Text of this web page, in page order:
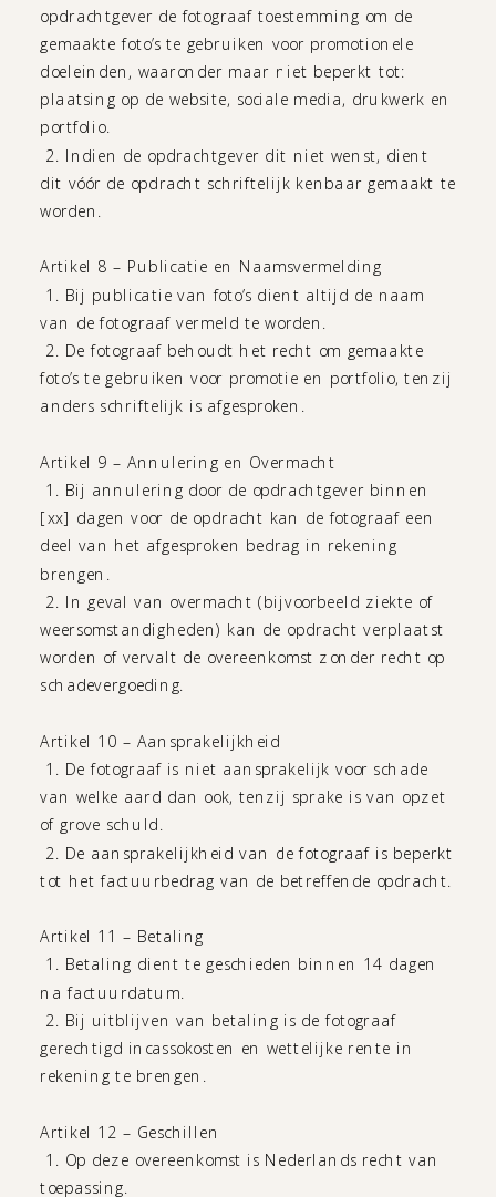
opdrachtgever de fotograaf toestemming om de
gemaakte foto’s te gebruiken voor promotionele
doeleinden, waaronder maar niet beperkt tot:
plaatsing op de website, sociale media, drukwerk en
portfolio.
2. Indien de opdrachtgever dit niet wenst, dient
dit vóór de opdracht schriftelijk kenbaar gemaakt te
worden.
Artikel 8 – Publicatie en Naamsvermelding
1. Bij publicatie van foto’s dient altijd de naam
van de fotograaf vermeld te worden.
2. De fotograaf behoudt het recht om gemaakte
foto’s te gebruiken voor promotie en portfolio, tenzij
anders schriftelijk is afgesproken.
Artikel 9 – Annulering en Overmacht
1. Bij annulering door de opdrachtgever binnen
[xx] dagen voor de opdracht kan de fotograaf een
deel van het afgesproken bedrag in rekening
brengen.
2. In geval van overmacht (bijvoorbeeld ziekte of
weersomstandigheden) kan de opdracht verplaatst
worden of vervalt de overeenkomst zonder recht op
schadevergoeding.
Artikel 10 – Aansprakelijkheid
1. De fotograaf is niet aansprakelijk voor schade
van welke aard dan ook, tenzij sprake is van opzet
of grove schuld.
2. De aansprakelijkheid van de fotograaf is beperkt
tot het factuurbedrag van de betreffende opdracht.
Artikel 11 – Betaling
1. Betaling dient te geschieden binnen 14 dagen
na factuurdatum.
2. Bij uitblijven van betaling is de fotograaf
gerechtigd incassokosten en wettelijke rente in
rekening te brengen.
Artikel 12 – Geschillen
1. Op deze overeenkomst is Nederlands recht van
toepassing.